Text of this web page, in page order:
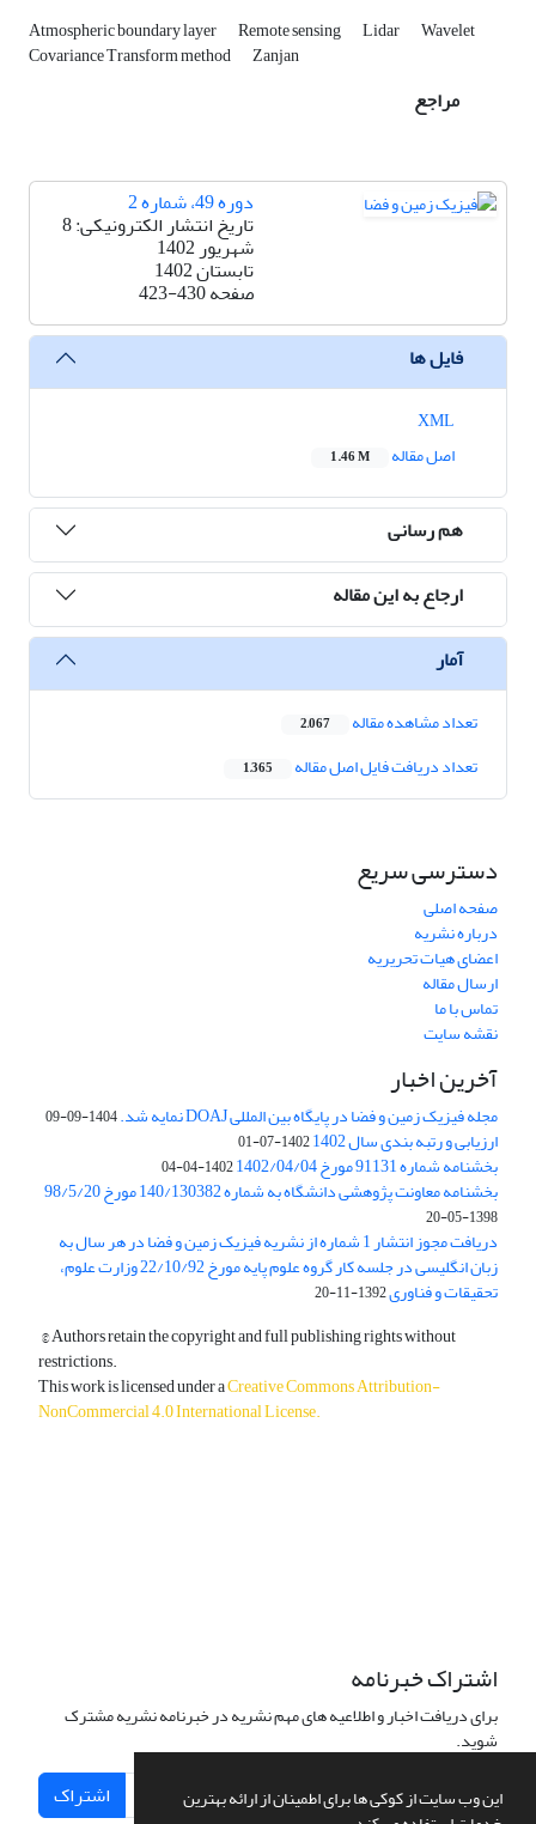
این وب سایت از کوکی ها برای اطمینان از ارائه بهترین
Atmospheric boundary layer Remote sensing Lidar Wavelet
Covariance Transform method Zanjan
مراجع
دوره 49، شماره 2
تاریخ انتشار الکترونیکی: 8
شهریور 1402
تابستان 1402
صفحه423-430
فایل ها
اصل مقاله
1.46 M
هم رسانی
ارجاع به این مقاله
آمار
تعداد مشاهده مقاله 2,067
تعداد دریافت فایل اصل مقاله 1,365
دسترسی سریع
صفحه اصلی
درباره نشریه
اعضای هیات تحریریه
ارسال مقاله
تماس با ما
نقشه سایت
آخرین اخبار
مجله فیزیک زمین و فضا در پایگاه بین المللی DOAJ نمایه شد. 1404-09-09
ارزیابی و رتبه بندی سال 1402 1402-07-01
بخشنامه شماره 91131 مورخ 1402/04/04 1402-04-04
بخشنامه معاونت پژوهشی دانشگاه به شماره 140/130382 مورخ 98/5/20
1398-05-20
دریافت مجوز انتشار 1 شماره از نشریه فیزیک زمین و فضا در هر سال به
زبان انگلیسی در جلسه کار گروه علوم پایه مورخ 22/10/92 وزارت علوم،
تحقیقات و فناوری1392-11-20
© Authors retain the copyright and full publishing rights without
restrictions.
This work is licensed under aCreative Commons Attribution-
NonCommercial 4.0 International License.
اشتراک خبرنامه
برای دریافت اخبار و اطلاعیه های مهم نشریه در خبرنامه نشریه مشترک
شوید.
اشتراک